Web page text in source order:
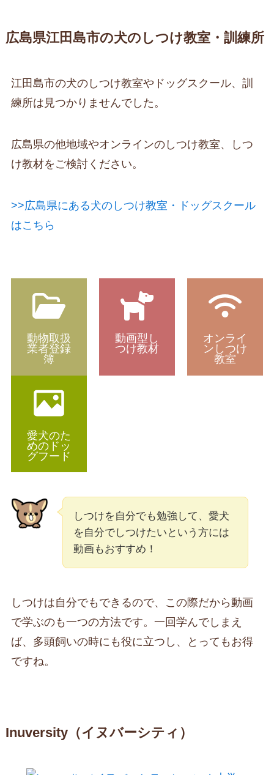
広島県江田島市の犬のしつけ教室・訓練所
江田島市の犬のしつけ教室やドッグスクール、訓
練所は見つかりませんでした。
広島県の他地域やオンラインのしつけ教室、しつ
け教材をご検討ください。
>>広島県にある犬のしつけ教室・ドッグスクール
はこちら
動物取扱
業者登録
簿
動画型し
つけ教材
オンライ
ンしつけ
教室
愛犬のた
めのドッ
グフード
しつけを自分でも勉強して、愛犬
を自分でしつけたいという方には
動画もおすすめ！
しつけは自分でもできるので、この際だから動画
で学ぶのも一つの方法です。一回学んでしまえ
ば、多頭飼いの時にも役に立つし、とってもお得
ですね。
Inuversity（イヌバーシティ）